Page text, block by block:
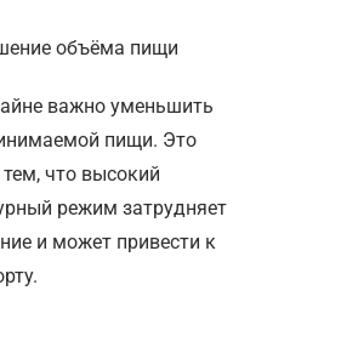
объёма пищи
важно уменьшить
пищи. Это
что высокий
режим затрудняет
и может привести к